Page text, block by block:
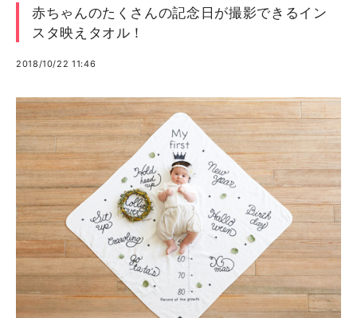
赤ちゃんのたくさんの記念日が撮影できるイン
スタ映えタオル！
2018/10/22 11:46